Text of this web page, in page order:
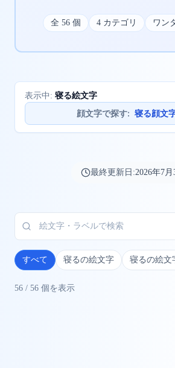
全 56個 4カテゴリ ワン
表示中: 寝る絵文字
顔文字で探す: 寝る顔文
最終更新日:2026年7月
すべて 寝るの絵文字 寝るの絵文
56 / 56 個を表示